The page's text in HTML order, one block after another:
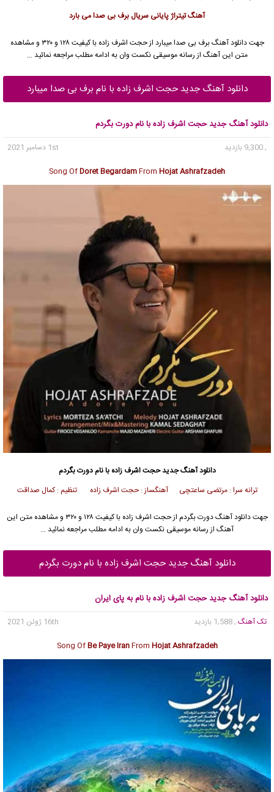
آهنگ تیتراژ پایانی سریال برف بی صدا می بارد
جهت دانلود آهنگ برف بی صدا میبارد ازحجت اشرف زاده
با کیفیت ۱۲۸ و ۳۲۰ و مشاهده
متن این آهنگ از رسانه موسیقی نکست وان به ادامه مطلب مراجعه نمائید …
دانلود آهنگ جدید حجت اشرف زاده با نام برف بی صدا میبارد
دانلود آهنگ جدید حجت اشرف زاده با نام دورت بگردم
, 9,300 بازدید
1st دسامبر 2021
Song OfDoret BegardamFrom Hojat Ashrafzadeh
دانلود آهنگ جدیدحجت اشرف زاده با نام دورت بگردم
ترانه سرا : مرتضی ساعتچی آهنگساز : حجت اشرف زاده تنظیم : کمال صداقت
جهت دانلود آهنگ دورت بگردم ازحجت اشرف زاده
با کیفیت ۱۲۸ و ۳۲۰ و مشاهده متن این
آهنگ از رسانه موسیقی نکست وان به ادامه مطلب مراجعه نمائید …
دانلود آهنگ جدید حجت اشرف زاده با نام دورت بگردم
دانلود آهنگ جدید حجت اشرف زاده با نام به پای ایران
تک آهنگ , 1,588 بازدید
16th ژوئن 2021
Song OfBe Paye IranFrom Hojat Ashrafzadeh